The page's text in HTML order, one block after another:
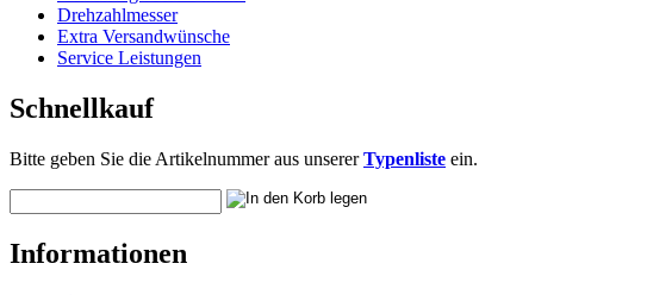
Drehzahlmesser
Extra Versandwünsche
Service Leistungen
Schnellkauf
Bitte geben Sie die Artikelnummer aus unsererTypenliste ein.
Informationen